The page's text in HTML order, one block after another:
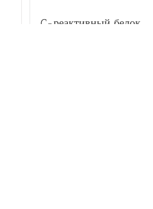
C-реактивный белок,